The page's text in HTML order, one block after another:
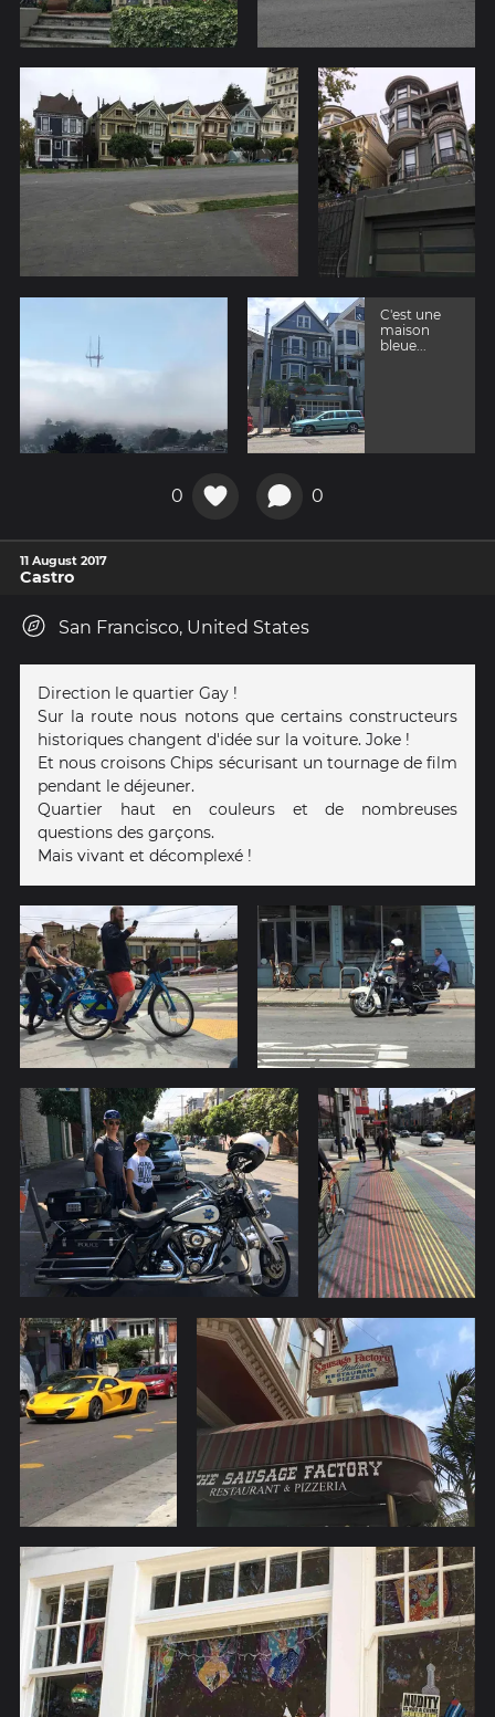
C'est une
maison
bleue...
0 0
11 August 2017
Castro
San Francisco, United States
Direction le quartier Gay !
Sur la route nous notons que certains constructeurs
historiques changent d'idée sur la voiture. Joke !
Et nous croisons Chips sécurisant un tournage de film
pendant le déjeuner.
Quartier haut en couleurs et de nombreuses
questions des garçons.
Mais vivant et décomplexé !